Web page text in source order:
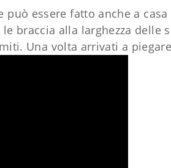
essere fatto anche a
braccia alla larghezza delle
Una volta arrivati a